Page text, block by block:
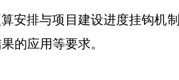
安排与项目建设进度挂钩机
的应用等要求。